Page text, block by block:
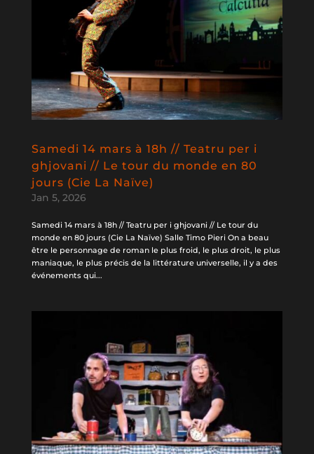
Samedi 14 mars à 18h // Teatru per i
ghjovani // Le tour du monde en 80
jours (Cie La Naïve)
Jan 5, 2026
Samedi 14 mars à 18h // Teatru per i ghjovani // Le tour du
monde en 80 jours (Cie La Naïve) Salle Timo Pieri On a beau
être le personnage de roman le plus froid, le plus droit, le plus
maniaque, le plus précis de la littérature universelle, il y a des
événements qui...